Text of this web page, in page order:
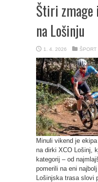
Štiri
na Lošinju
1. 4. 2026 ŠPORT
Minuli vikend je
na dirki XCO Lošinj,
kategorij – od
pomerili na eni
Lošinjska trasa slovi